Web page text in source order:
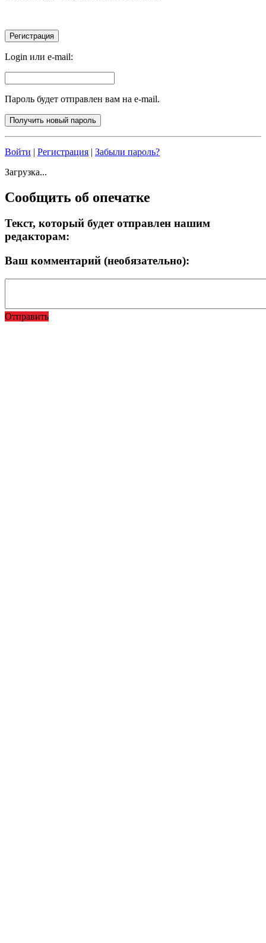
Login или e-mail:
Пароль будет отправлен вам на e-mail.
Войти | Регистрация | Забыли пароль?
Загрузка...
Сообщить об опечатке
Текст, который будет отправлен нашим
редакторам:
Ваш комментарий (необязательно):
Отправить